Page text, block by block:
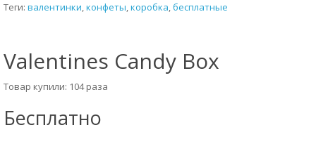
Теги: валентинки,конфеты,коробка,бесплатные
Valentines Candy Box
Товар купили: 104 раза
Бесплатно